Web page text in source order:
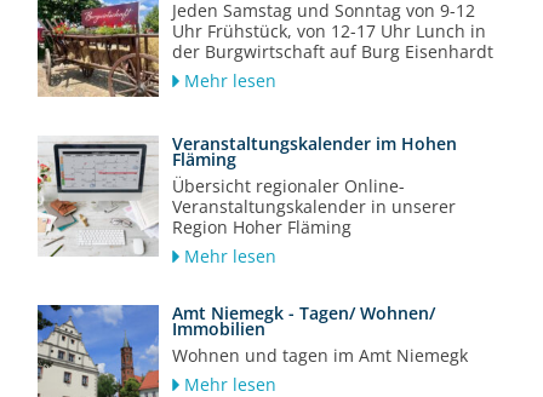
Jeden Samstag und Sonntag von 9-12
Uhr Frühstück, von 12-17 Uhr Lunch in
der Burgwirtschaft auf Burg Eisenhardt
Mehr lesen
Veranstaltungskalender im Hohen
Fläming
Übersicht regionaler Online-
Veranstaltungskalender in unserer
Region Hoher Fläming
Mehr lesen
Amt Niemegk - Tagen/ Wohnen/
Immobilien
Wohnen und tagen im Amt Niemegk
Mehr lesen